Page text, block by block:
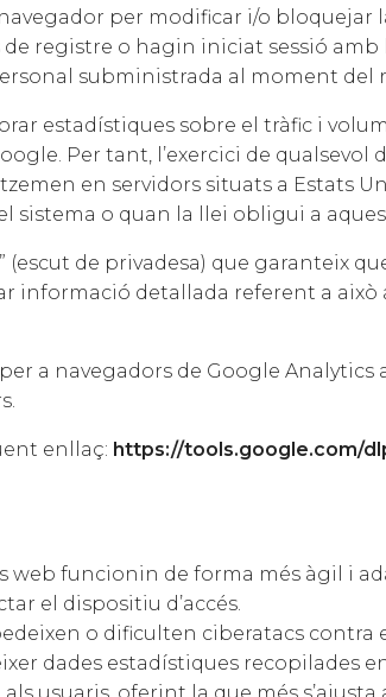
per modificar i/o bloquejar
registre o hagin iniciat sessió amb
subministrada al moment del
estadístiques sobre el tràfic i
Per tant, l’exercici de
en servidors situats a
o quan la llei obligui a
(escut de privadesa) que garanteix
informació detallada referent a això
a navegadors de Google Analytics
enllaç: https://tools.google.com/
web funcionin de forma més àgil i
el dispositiu d’accés.
o dificulten ciberatacs contra
dades estadístiques recopilades